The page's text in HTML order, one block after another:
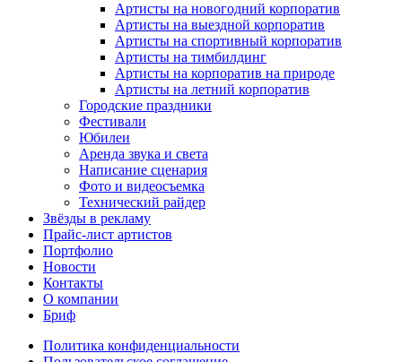
Артисты на новогодний корпоратив
Артисты на выездной корпоратив
Артисты на спортивный корпоратив
Артисты на тимбилдинг
Артисты на корпоратив на природе
Артисты на летний корпоратив
Городские праздники
Фестивали
Юбилеи
Аренда звука и света
Написание сценария
Фото и видеосъемка
Технический райдер
Звёзды в рекламу
Прайс-лист артистов
Портфолио
Новости
Контакты
О компании
Бриф
Политика конфиденциальности